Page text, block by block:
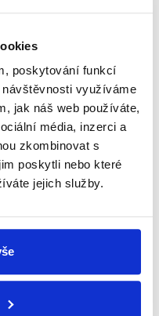
poskytování funkcí
využíváme
jak náš web používáte,
média, inzerci a
zkombinovat s
poskytli nebo které
jejich služby.
2019
se
obou
Sobotky, kde byl
V
podoby.